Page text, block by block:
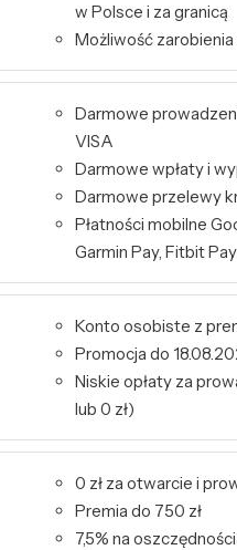
w Polsce i za granicą
Możliwość zarobienia
Darmowe
VISA
Darmowe wpłaty i
Darmowe przelewy
Płatności mobilne
Garmin Pay, Fitbit Pay
Konto osobiste z
Promocja do
Niskie opłaty za
lub 0 zł)
0 zł za otwarcie i
Premia do 750 zł
7,5% na